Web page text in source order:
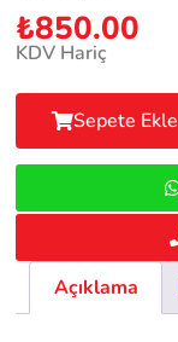
₺850.00
KDV Hariç
Sepete Ekle
Açıklama